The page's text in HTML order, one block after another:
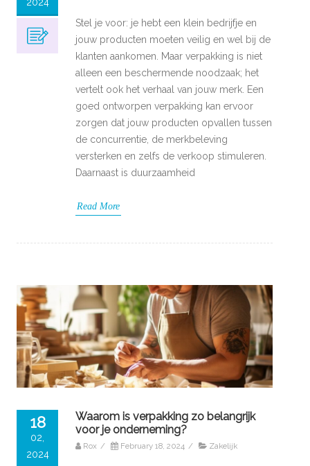
Stel je voor: je hebt een klein bedrijfje en
jouw producten moeten veilig en wel bij de
klanten aankomen. Maar verpakking is niet
alleen een beschermende noodzaak; het
vertelt ook het verhaal van jouw merk. Een
goed ontworpen verpakking kan ervoor
zorgen dat jouw producten opvallen tussen
de concurrentie, de merkbeleving
versterken en zelfs de verkoop stimuleren.
Daarnaast is duurzaamheid
Read More
18
02,
2024
Waarom is verpakking zo belangrijk
voor je onderneming?
Rox / February 18, 2024 / Zakelijk